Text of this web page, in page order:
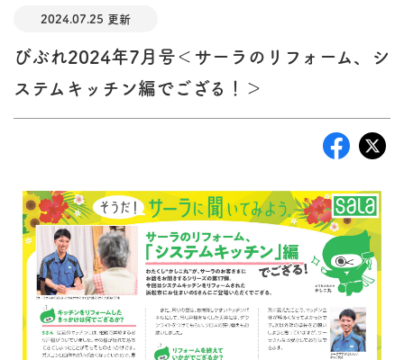
2024.07.25 更新
びぶれ2024年7月号＜サーラのリフォーム、シ
ステムキッチン編でござる！＞